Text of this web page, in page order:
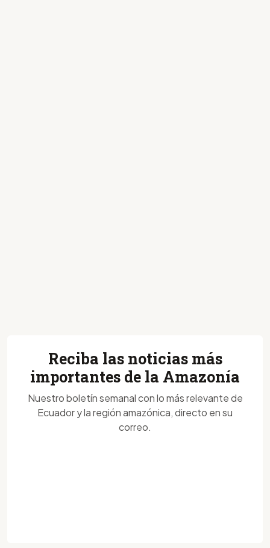
Reciba las noticias más
importantes de la Amazonía
Nuestro boletín semanal con lo más relevante de
Ecuador y la región amazónica, directo en su
correo.